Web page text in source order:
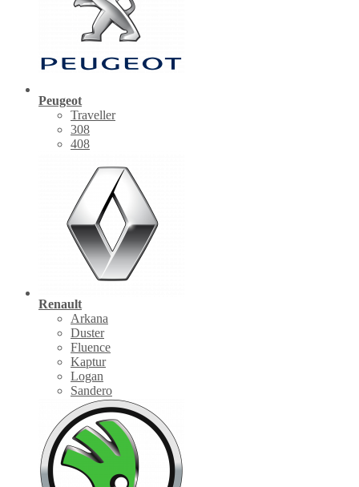
Peugeot
Traveller
308
408
Renault
Arkana
Duster
Fluence
Kaptur
Logan
Sandero